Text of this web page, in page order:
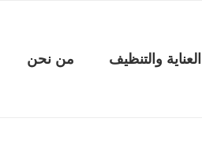
العناية والتنظيف من نحن